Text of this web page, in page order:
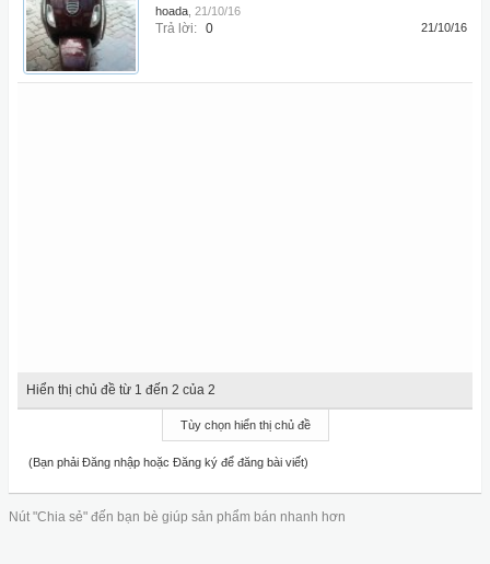
hoada 21/10/16
Trả lời: 0 21/10/16
Hiển thị chủ đề từ 1 đến 2 của 2
Tùy chọn hiển thị chủ đề
(Bạn phải Đăng nhập hoặc Đăng ký để đăng bài viết)
Nút "Chia sẻ" đến bạn bè giúp sản phẩm bán nhanh hơn